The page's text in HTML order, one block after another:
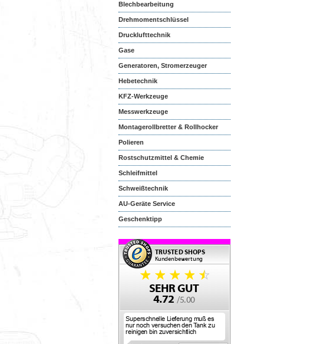
Blechbearbeitung
Drehmomentschlüssel
Drucklufttechnik
Gase
Generatoren, Stromerzeuger
Hebetechnik
KFZ-Werkzeuge
Messwerkzeuge
Montagerollbretter & Rollhocker
Polieren
Rostschutzmittel & Chemie
Schleifmittel
Schweißtechnik
AU-Geräte Service
Geschenktipp